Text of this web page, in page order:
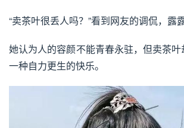
“卖茶叶很丢人吗？”看到网友的调侃，露
她认为人的容颜不能青春永驻，但卖茶
一种自力更生的快乐。